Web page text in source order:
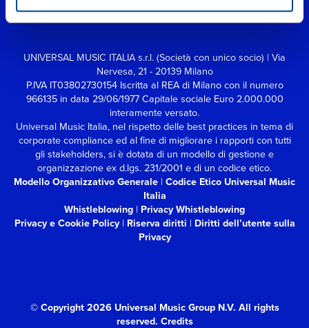
UNIVERSAL MUSIC ITALIA s.r.l. (Società con unico socio) | Via
Nervesa, 21 - 20139 Milano
P.IVA IT03802730154 Iscritta al REA di Milano con il numero
966135 in data 29/06/1977Capitale sociale Euro 2.000.000
interamente versato.
Universal Music Italia, nel rispetto delle best practices in tema di
corporate compliance ed al fine di migliorare i rapporti con tutti
gli stakeholders,si è dotata di un modello di gestione e
organizzazione ex d.lgs. 231/2001 e di un codice etico.
Modello Organizzativo Generale | Codice Etico Universal Music
Italia
Whistleblowing | Privacy Whistleblowing
Privacy e Cookie Policy| Riserva diritti | Diritti dell’utente sulla
Privacy
© Copyright 2026 Universal Music Group N.V. All rights
reserved. Credits